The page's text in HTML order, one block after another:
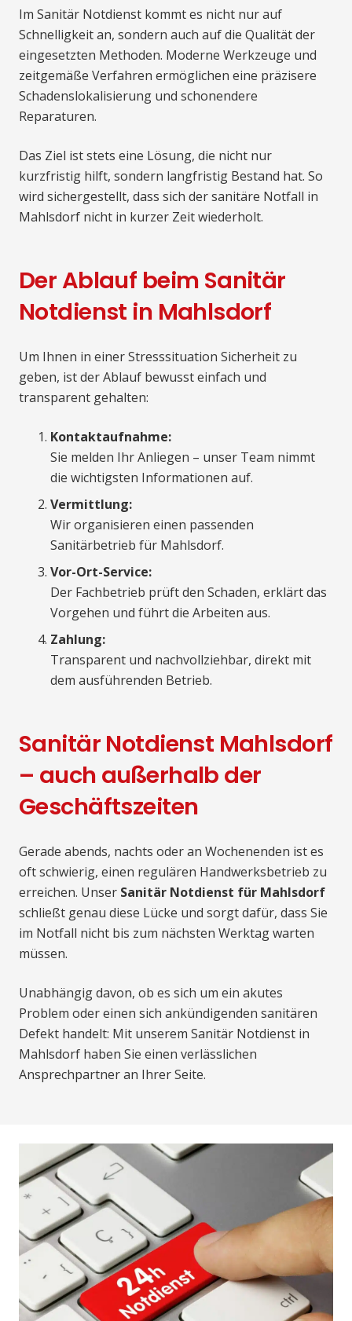
Im Sanitär Notdienst kommt es nicht nur auf
Schnelligkeit an, sondern auch auf die Qualität der
eingesetzten Methoden. Moderne Werkzeuge und
zeitgemäße Verfahren ermöglichen eine präzisere
Schadenslokalisierung und schonendere
Reparaturen.
Das Ziel ist stets eine Lösung, die nicht nur
kurzfristig hilft, sondern langfristig Bestand hat. So
wird sichergestellt, dass sich der sanitäre Notfall in
Mahlsdorf nicht in kurzer Zeit wiederholt.
Der Ablauf beim Sanitär
Notdienst in Mahlsdorf
Um Ihnen in einer Stresssituation Sicherheit zu
geben, ist der Ablauf bewusst einfach und
transparent gehalten:
Kontaktaufnahme:
Sie melden Ihr Anliegen – unser Team nimmt
die wichtigsten Informationen auf.
Vermittlung:
Wir organisieren einen passenden
Sanitärbetrieb für Mahlsdorf.
Vor-Ort-Service:
Der Fachbetrieb prüft den Schaden, erklärt das
Vorgehen und führt die Arbeiten aus.
Zahlung:
Transparent und nachvollziehbar, direkt mit
dem ausführenden Betrieb.
Sanitär Notdienst Mahlsdorf
– auch außerhalb der
Geschäftszeiten
Gerade abends, nachts oder an Wochenenden ist es
oft schwierig, einen regulären Handwerksbetrieb zu
erreichen. Unser Sanitär Notdienst für Mahlsdorf
schließt genau diese Lücke und sorgt dafür, dass Sie
im Notfall nicht bis zum nächsten Werktag warten
müssen.
Unabhängig davon, ob es sich um ein akutes
Problem oder einen sich ankündigenden sanitären
Defekt handelt: Mit unserem Sanitär Notdienst in
Mahlsdorf haben Sie einen verlässlichen
Ansprechpartner an Ihrer Seite.